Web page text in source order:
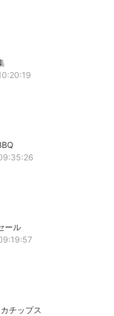
ール
チップス